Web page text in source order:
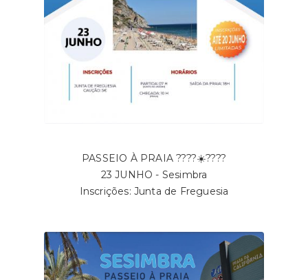
PASSEIO À PRAIA ????☀️????
23 JUNHO - Sesimbra
Inscrições: Junta de Freguesia